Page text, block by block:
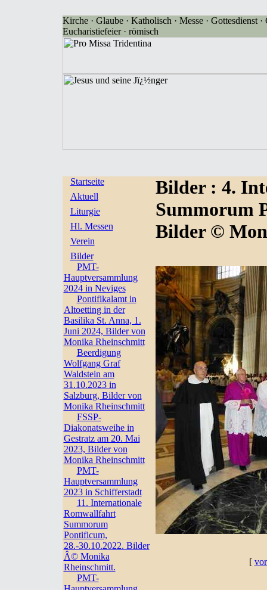
Kirche · Glaube · Katholisch · Messe · Gottesdienst
Eucharistiefeier · römisch
Startseite
Aktuell
Liturgie
Hl. Messen
Verein
Bilder
PMT-
Hauptversammlung
2024 in Neviges
Pontifikalamt in
Altoetting in der
Basilika St. Anna, 1.
Juni 2024, Bilder von
Monika Rheinschmitt
Beerdigung
Wolfgang Graf
Waldstein am
31.10.2023 in
Salzburg, Bilder von
Monika Rheinschmitt
FSSP-
Diakonatsweihe in
Gestratz am 20. Mai
2023, Bilder von
Monika Rheinschmitt
PMT-
Hauptversammlung
2023 in Schifferstadt
11. Internationale
Romwallfahrt
Summorum
Pontificum,
28.-30.10.2022. Bilder
Â© Monika
Rheinschmitt.
PMT-
Bilder : 4.
Summorum
Bilder ©
[